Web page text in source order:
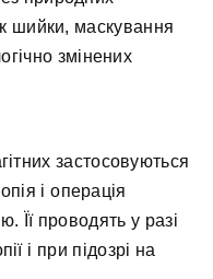
шийки, маскування
змінених
застосовуються
і операція
Її проводять у разі
і при підозрі на